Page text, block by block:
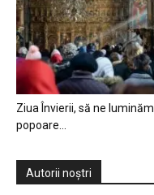
Ziua Învierii, să ne luminăm
popoare…
Autorii noștri